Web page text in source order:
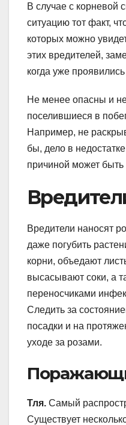
В случае с корневой
ситуацию тот факт,
которых можно
этих вредителей,
когда уже
Не менее опасны и
поселившиеся в
Например, не
бы, дело в
причиной может
Вредители наносят
даже погубить
корни, объедают
высасывают соки, а
переносчиками
Следить за
посадки и на
уходе за розами.
Тля. Самый
Существует